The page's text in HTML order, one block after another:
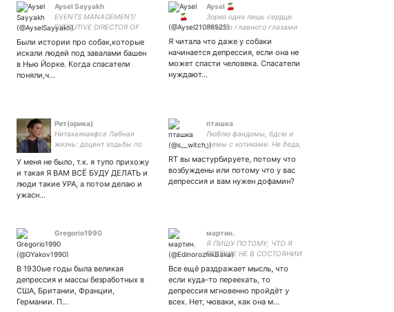
Aysel Sayyakh
EVENTS MANAGEMENT/
EXECUTIVE DIRECTOR OF
Были истории про собак,которые
искали людей под завалами башен
в Нью Йорке. Когда спасатели
поняли,ч…
Aysel 🍒
Зорко одно лишь сердце.
Самого главного глазами
Я читала что даже у собаки
начинается депрессия, если она не
может спасти человека. Спасатели
нуждают…
Pит(oрика)
Нитакаякакфсе Лабная
жизнь: доцент ходьбы по
тревожных наук #РПП
У меня не было, т.к. я тупо прихожу
и такая Я ВАМ ВСЁ БУДУ ДЕЛАТЬ и
люди такие УРА, а потом делаю и
ужасн…
пташка
Люблю фандомы, бдсм и
мемы с котиками. Не беда,
RT вы мастурбируете, потому что
возбуждены или потому что у вас
депрессия и вам нужен дофамин?
Gregorio1990
В 1930ые годы была великая
депрессия и массы безработных в
США, Британии, Франции,
Германии. П…
мартин.
Я ПИШУ ПОТОМУ, ЧТО Я
БОЛЬШЕ НЕ В СОСТОЯНИИ
пожаловать в мой детский
разрушенный внутренний
мир он из пепла и руин
Все ещё раздражает мысль, что
если куда-то переехать, то
депрессия мгновенно пройдёт у
всех. Нет, чюваки, как она м…